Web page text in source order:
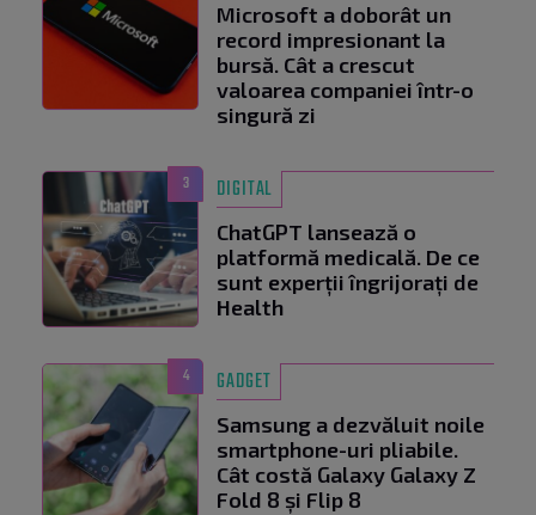
Microsoft a doborât un
record impresionant la
bursă. Cât a crescut
valoarea companiei într-o
singură zi
3 DIGITAL
ChatGPT lansează o
platformă medicală. De ce
sunt experții îngrijorați de
Health
4 GADGET
Samsung a dezvăluit noile
smartphone-uri pliabile.
Cât costă Galaxy Galaxy Z
Fold 8 și Flip 8